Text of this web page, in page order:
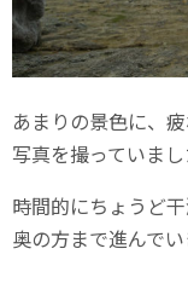
あまりの景色に、
写真を撮っていまし
時間的にちょうど
奥の方まで進んでい